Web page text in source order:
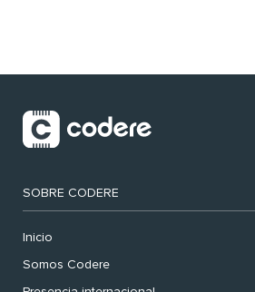
SOBRE CODERE
Inicio
Somos Codere